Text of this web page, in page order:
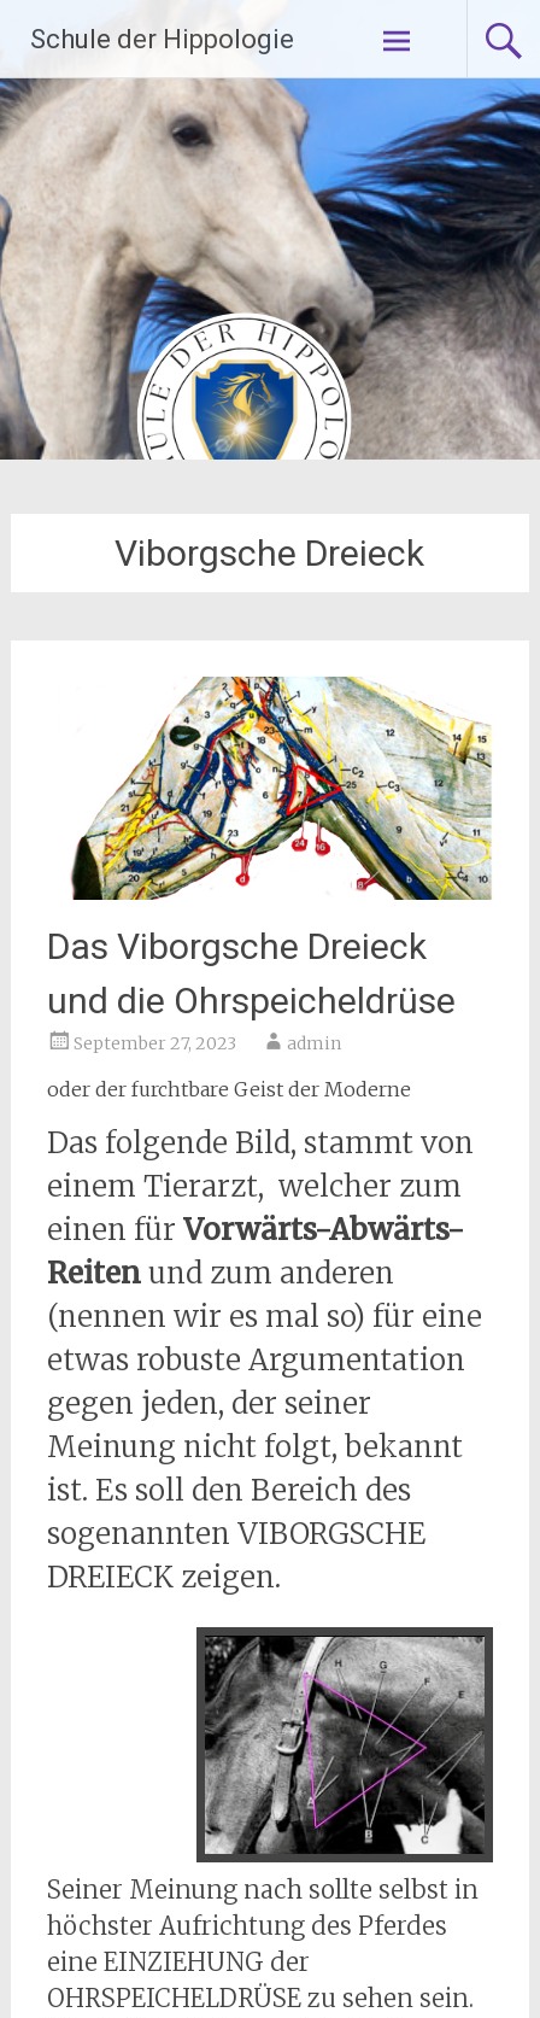
Inhalt
springen
Schule der Hippologie
Viborgsche Dreieck
Das Viborgsche Dreieck
und die Ohrspeicheldrüse
September 27, 2023 admin
oder der furchtbare Geist der Moderne
Das folgende Bild, stammt von
einem Tierarzt, welcher zum
einen für Vorwärts-Abwärts-
Reitenund zum anderen
(nennen wir es mal so) für eine
etwas robuste Argumentation
gegen jeden, der seiner
Meinung nicht folgt, bekannt
ist. Es soll den Bereich des
sogenannten VIBORGSCHE
DREIECK zeigen.
Seiner Meinung nach sollte selbst in
höchster Aufrichtung des Pferdes
eine EINZIEHUNG der
OHRSPEICHELDRÜSE zu sehen sein.